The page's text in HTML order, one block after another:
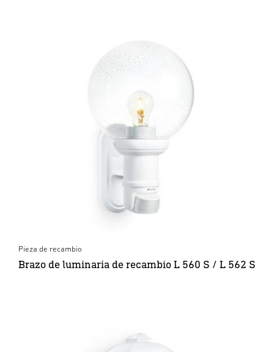
Pieza de recambio
Brazo de luminaria de recambio L 560 S / L 562 S